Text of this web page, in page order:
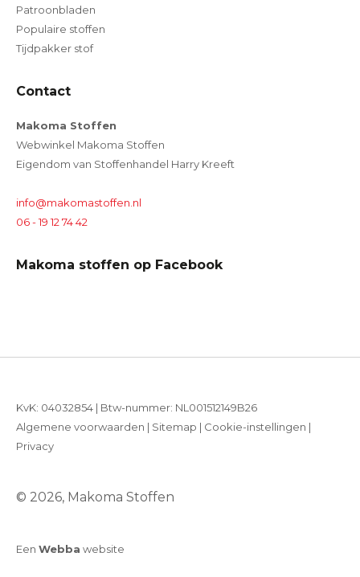
Patroonbladen
Populaire stoffen
Tijdpakker stof
Contact
Makoma Stoffen
Webwinkel Makoma Stoffen
Eigendom van Stoffenhandel Harry Kreeft
info@makomastoffen.nl
06 - 19 12 74 42
Makoma stoffen op Facebook
© 2026, Makoma Stoffen
KvK: 04032854 | Btw-nummer: NL001512149B26
Algemene voorwaarden | Sitemap | Cookie-instellingen |
Privacy
Een Webba website